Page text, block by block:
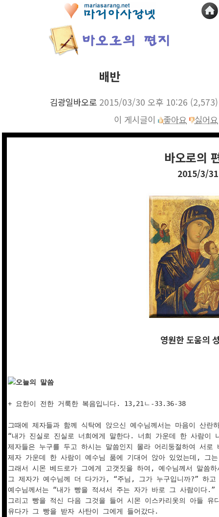
배반
김광일바오로 2015/03/30 오후 10:26 (2,573)
이 게시글이
좋아요 싫어요
바오로의
2015/3/31
영원한 도움의
오늘의 말씀
+ 요한이 전한 거룩한 복음입니다. 13,21ㄴ-33.36-38
그때에 제자들과 함께 식탁에 앉으신 예수님께서는 마음이 산란
“내가 진실로 진실로 너희에게 말한다. 너희 가운데 한 사람이
제자들은 누구를 두고 하시는 말씀인지 몰라 어리둥절하여 서로
제자 가운데 한 사람이 예수님 품에 기대어 앉아 있었는데, 그
그래서 시몬 베드로가 그에게 고갯짓을 하여, 예수님께서 말씀
그 제자가 예수님께 더 다가가, “주님, 그가 누구입니까?” 하
예수님께서는 “내가 빵을 적셔서 주는 자가 바로 그 사람이다
그리고 빵을 적신 다음 그것을 들어 시몬 이스카리옷의 아들
유다가 그 빵을 받자 사탄이 그에게 들어갔다.